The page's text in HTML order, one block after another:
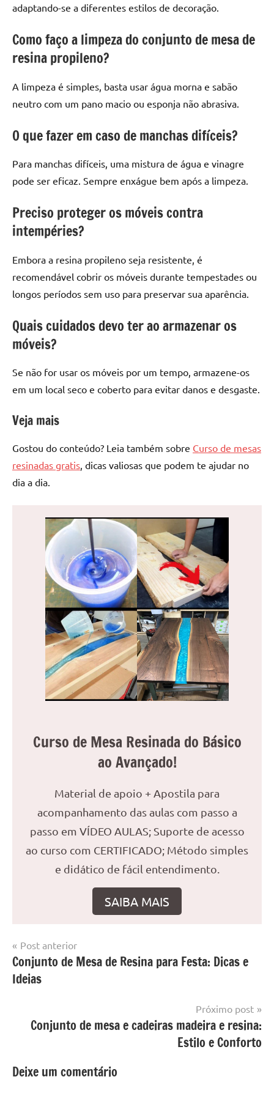
adaptando-se a diferentes estilos de decoração.
Como faço a limpeza do conjunto de mesa de
resina propileno?
A limpeza é simples, basta usar água morna e sabão
neutro com um pano macio ou esponja não abrasiva.
O que fazer em caso de manchas difíceis?
Para manchas difíceis, uma mistura de água e vinagre
pode ser eficaz. Sempre enxágue bem após a limpeza.
Preciso proteger os móveis contra
intempéries?
Embora a resina propileno seja resistente, é
recomendável cobrir os móveis durante tempestades ou
longos períodos sem uso para preservar sua aparência.
Quais cuidados devo ter ao armazenar os
móveis?
Se não for usar os móveis por um tempo, armazene-os
em um local seco e coberto para evitar danos e desgaste.
Veja mais
Gostou do conteúdo? Leia também sobre Curso de mesas
resinadas gratis, dicas valiosas que podem te ajudar no
dia a dia.
Curso de Mesa Resinada do Básico
ao Avançado!
Material de apoio + Apostila para
acompanhamento das aulas com passo a
passo em VÍDEO AULAS; Suporte de acesso
ao curso com CERTIFICADO; Método simples
e didático de fácil entendimento.
SAIBA MAIS
Marcado
com
mesa
Mesa
epoxi
Mesa
resinada
Navegação
de
Post
Post anterior
Conjunto de Mesa de Resina para Festa: Dicas e
Ideias
Próximo post
Conjunto de mesa e cadeiras madeira e resina:
Estilo e Conforto
Deixe um comentário